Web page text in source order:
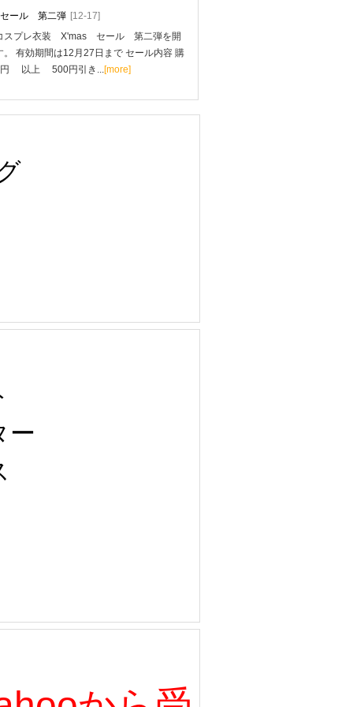
セール 第二弾 [12-17]
スプレ衣装 X'mas セール 第二弾を開
。 有効期間は12月27日まで セール内容 購
以上 500円引き...[more]
ー